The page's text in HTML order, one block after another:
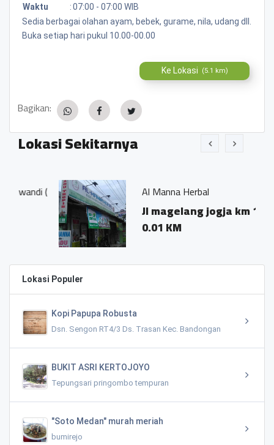
Waktu
:07:00 - 07:00 WIB
Sedia berbagai olahan ayam, bebek, gurame, nila, udang dll.
Buka setiap hari pukul 10.00-00.00
Ke Lokasi (5.1 km)
Bagikan:
Lokasi Sekitarnya
Al Manna Herbal
Jl magelang jogja km 13
0.01 KM
Lokasi Populer
Kopi Papupa Robusta
Dsn. Sengon RT4/3 Ds. Trasan Kec. Bandongan
BUKIT ASRI KERTOJOYO
Tepungsari pringombo tempuran
"Soto Medan" murah meriah
bumirejo